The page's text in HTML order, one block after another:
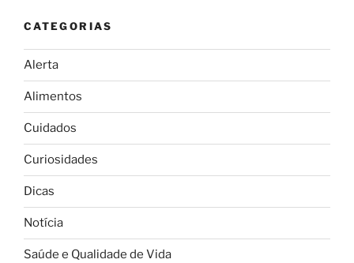
CATEGORIAS
Alerta
Alimentos
Cuidados
Curiosidades
Dicas
Notícia
Saúde e Qualidade de Vida